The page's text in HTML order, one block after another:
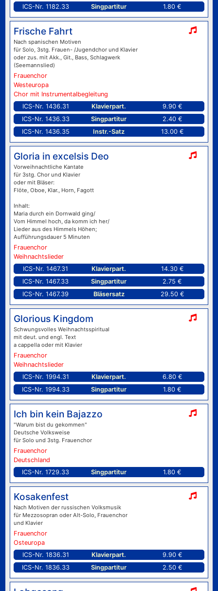
ICS-Nr. 1182.33
Singpartitur 1.80 €
Frische Fahrt
Nach spanischen Motiven
für Solo, 3stg. Frauen- /Jugendchor und Klavier
oder zus. mit Akk., Git., Bass, Schlagwerk
(Seemannslied)
Frauenchor
Westeuropa
Chor mit Instrumentalbegleitung
ICS-Nr. 1436.31
Klavierpart.
9.90 €
ICS-Nr. 1436.33
Singpartitur
2.40 €
ICS-Nr. 1436.35
Instr.-Satz 13.00 €
Gloria in excelsis Deo
Vorweihnachtliche Kantate
für 3stg. Chor und Klavier
oder mit Bläser:
Flöte, Oboe, Klar., Horn, Fagott
Inhalt:
Maria durch ein Dornwald ging/
Vom Himmel hoch, da komm ich her/
Lieder aus des Himmels Höhen;
Aufführungsdauer 5 Minuten
Frauenchor
Weihnachtslieder
ICS-Nr. 1467.31
Klavierpart.
14.30 €
ICS-Nr. 1467.33
Singpartitur
2.75 €
ICS-Nr. 1467.39
Bläsersatz 29.50 €
Glorious Kingdom
Schwungsvolles Weihnachtsspiritual
mit deut. und engl. Text
a cappella oder mit Klavier
Frauenchor
Weihnachtslieder
ICS-Nr. 1994.31
Klavierpart.
6.80 €
ICS-Nr. 1994.33
Singpartitur 1.80 €
Ich bin kein Bajazzo
"Warum bist du gekommen"
Deutsche Volksweise
für Solo und 3stg. Frauenchor
Frauenchor
Deutschland
ICS-Nr. 1729.33
Singpartitur 1.80 €
Kosakenfest
Nach Motiven der russischen Volksmusik
für Mezzosopran oder Alt-Solo, Frauenchor
und Klavier
Frauenchor
Osteuropa
ICS-Nr. 1836.31
Klavierpart.
9.90 €
ICS-Nr. 1836.33
Singpartitur 2.50 €